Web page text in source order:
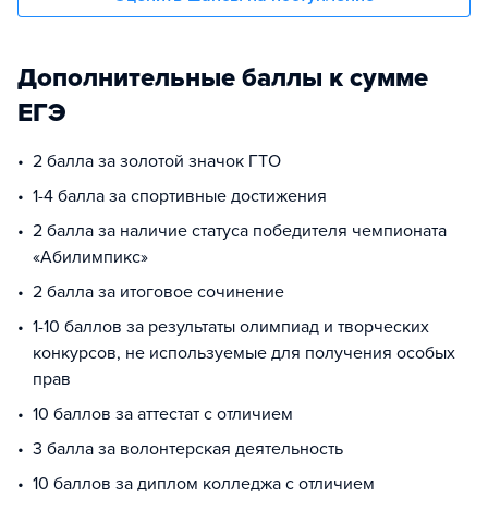
Дополнительные баллы к сумме
ЕГЭ
2 балла за золотой значок ГТО
1-4 балла за спортивные достижения
2 балла за наличие статуса победителя чемпионата
«Абилимпикс»
2 балла за итоговое сочинение
1-10 баллов за результаты олимпиад и творческих
конкурсов, не используемые для получения особых
прав
10 баллов за аттестат с отличием
3 балла за волонтерская деятельность
10 баллов за диплом колледжа с отличием